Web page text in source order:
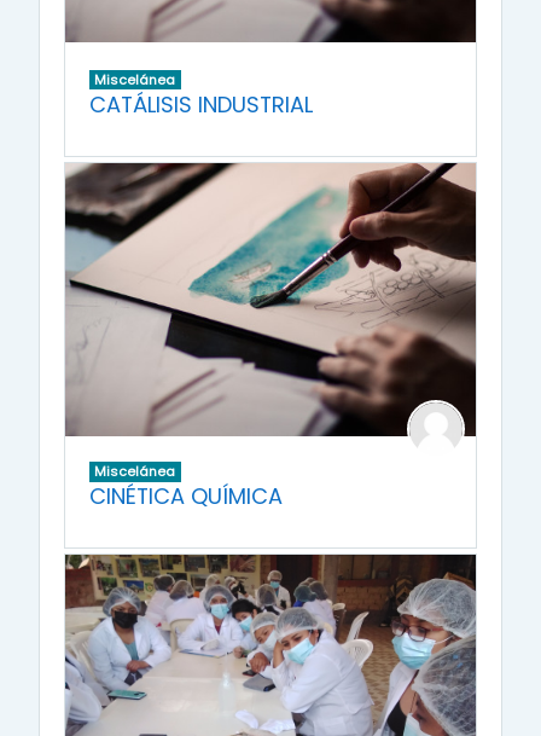
Miscelánea
CATÁLISIS INDUSTRIAL
Miscelánea
CINÉTICA QUÍMICA